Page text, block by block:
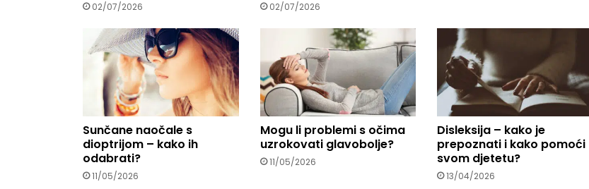
02/07/2026 02/07/2026
Sunčane naočale s
dioptrijom – kako ih
odabrati?
11/05/2026
Mogu li problemi s očima
uzrokovati glavobolje?
11/05/2026
Disleksija – kako je
prepoznati i kako pomoći
svom djetetu?
13/04/2026